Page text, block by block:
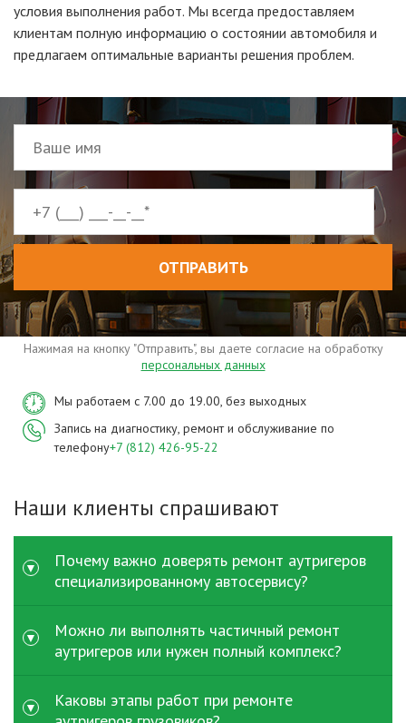
условия выполнения работ. Мы всегда предоставляем
клиентам полную информацию о состоянии автомобиля и
предлагаем оптимальные варианты решения проблем.
ОТПРАВИТЬ
Нажимая на кнопку "Отправить", вы даете согласие на обработку
персональных данных
Мы работаем с 7.00 до 19.00, без выходных
Запись на диагностику, ремонт и обслуживание по
телефону+7 (812) 426-95-22
Наши клиенты спрашивают
Почему важно доверять ремонт аутригеров
специализированному автосервису?
Аутригеры воспринимают значительные нагрузки при
работе спецтехники и напрямую влияют на
безопасность. При ремонт аутригеров грузовых
геометрии, качественная гидравлика и проверка
Можно ли выполнять частичный ремонт
аутригеров или нужен полный комплекс?
В зависимости от состояния техники возможен как
частичный ремонт аутригеров - например, замена
Каковы этапы работ при ремонте